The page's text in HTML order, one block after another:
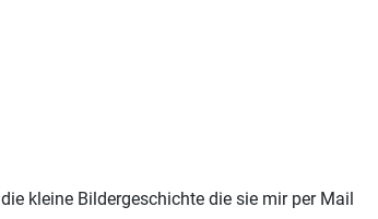
kleine Bildergeschichte die sie mir per Mail